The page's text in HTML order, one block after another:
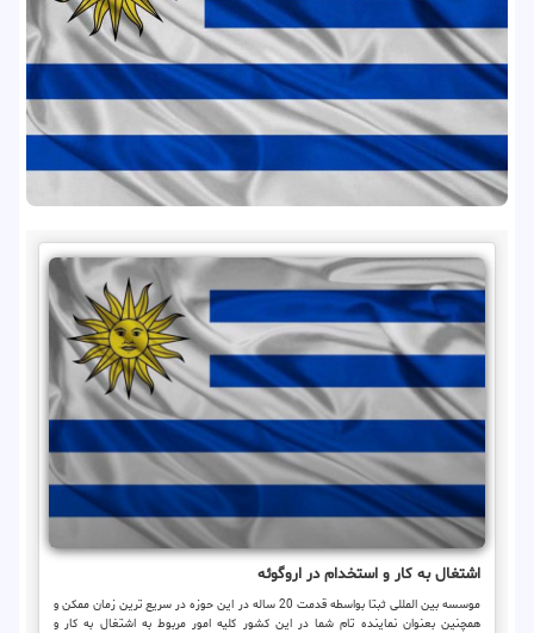
اشتغال به کار و استخدام در اروگوئه
موسسه بین المللی ثبتا بواسطه قدمت 20 ساله در این حوزه در سریع ترین زمان ممکن و
همچنین بعنوان نماینده تام شما در این کشور کلیه امور مربوط به اشتغال به کار و